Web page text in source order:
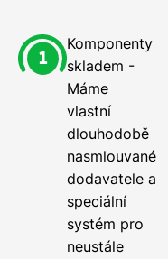
Komponenty
skladem -
Máme
vlastní
dlouhodobě
nasmlouvané
dodavatele a
speciální
systém pro
neustále